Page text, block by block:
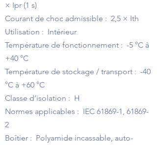
× Ipr (1 s)
Courant de choc admissible : 2,5 × Ith
Utilisation : Intérieur
Température de fonctionnement : -5 °C à
+40 °C
Température de stockage / transport : -40
°C à +60 °C
Classe d’isolation : H
Normes applicables : IEC 61869-1, 61869-
2
Boîtier : Polyamide incassable, auto-